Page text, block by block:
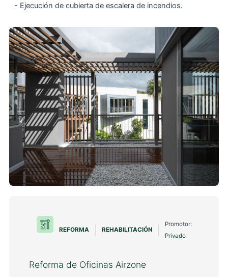
- Ejecución de cubierta de escalera de incendios.
REFORMA REHABILITACIÓN
Promotor:
Privado
Reforma de Oficinas Airzone